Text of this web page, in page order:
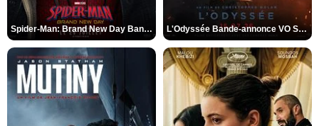
Spider-Man: Brand New Day Bande-annonce VO STFR L'Odyssée Bande-annonce VO STFR